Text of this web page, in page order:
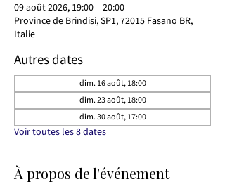
09 août 2026, 19:00 – 20:00
Province de Brindisi, SP1, 72015 Fasano BR,
Italie
Autres dates
dim. 16 août, 18:00
dim. 23 août, 18:00
dim. 30 août, 17:00
Voir toutes les 8 dates
À propos de l'événement